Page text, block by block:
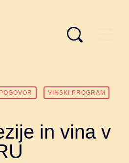
POGOVOR VINSKI PROGRAM
in vina v